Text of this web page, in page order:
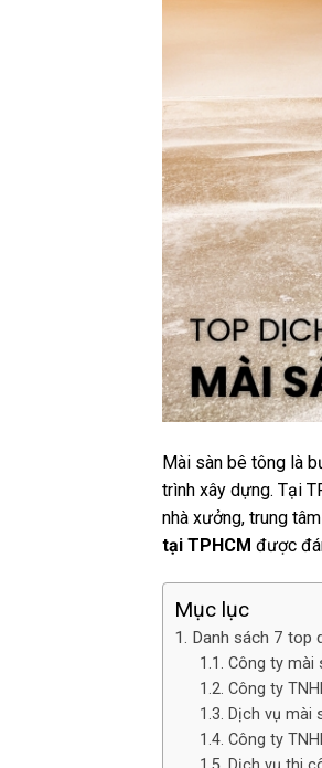
Mài sàn bê tông là
trình xây dựng. Tại
nhà xưởng, trung
tại TPHCM được
Mục lục
Danh sách 7 top
Công ty mài
Công ty
Dịch vụ mài
Công ty